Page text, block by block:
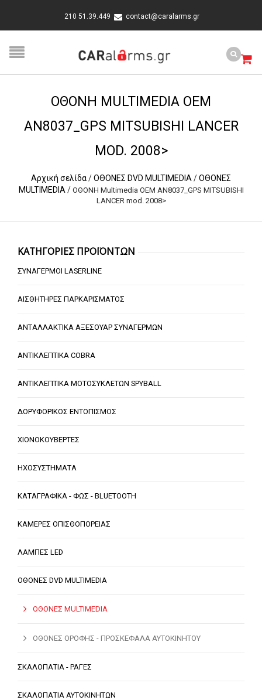
210 51.39.449 contact@caralarms.gr
OΘΟΝΗ MULTIMEDIA OEM
AN8037_GPS MITSUBISHI LANCER
MOD. 2008>
Αρχική σελίδα/ΟΘΟΝΕΣ DVD MULTIMEDIA /ΟΘΟΝΕΣ
MULTIMEDIA / OΘΟΝΗ Multimedia OEM AN8037_GPS MITSUBISHI
LANCER mod. 2008>
ΚΑΤΗΓΟΡΙΕΣ ΠΡΟΪΟΝΤΩΝ
ΣΥΝΑΓΕΡΜΟΙ LASERLINE
ΑΙΣΘΗΤΗΡΕΣ ΠΑΡΚΑΡΙΣΜΑΤΟΣ
ΑΝΤΑΛΛΑΚΤΙΚΑ ΑΞΕΣΟΥΑΡ ΣΥΝΑΓΕΡΜΩΝ
ΑΝΤΙΚΛΕΠΤΙΚΑ COBRA
ΑΝΤΙΚΛΕΠΤΙΚΑ ΜΟΤΟΣΥΚΛΕΤΩΝ SPYBALL
ΔΟΡΥΦΟΡΙΚΟΣ ΕΝΤΟΠΙΣΜΟΣ
ΧΙΟΝΟΚΟΥΒΕΡΤΕΣ
ΗΧΟΣΥΣΤΗΜΑΤΑ
ΚΑΤΑΓΡΑΦΙΚΑ - ΦΩΣ - BLUETOOTH
ΚΑΜΕΡΕΣ ΟΠΙΣΘΟΠΟΡΕΙΑΣ
ΛΑΜΠΕΣ LED
ΟΘΟΝΕΣ DVD MULTIMEDIA
ΟΘΟΝΕΣ MULTIMEDIA
ΟΘΟΝΕΣ ΟΡΟΦΗΣ - ΠΡΟΣΚΕΦΑΛΑ ΑΥΤΟΚΙΝΗΤΟΥ
ΣΚΑΛΟΠΑΤΙΑ - ΡΑΓΕΣ
ΣΚΑΛΟΠΑΤΙΑ ΑΥΤΟΚΙΝΗΤΩΝ